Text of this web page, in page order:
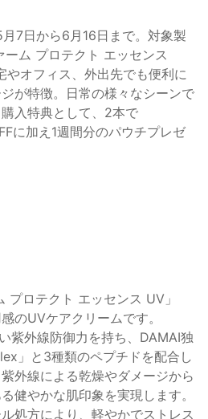
7日から6月16日まで。対象製
ム プロテクト エッセンス
やオフィス、外出先でも便利に
が特徴。日常の様々なシーンで
入特典として、2本で
に加え1週間分のパウチプレゼ
プロテクト エッセンス UV」
のUVケアクリームです。
紫外線防御力を持ち、DAMAI独
」と3種類のペプチドを配合し
外線による乾燥やダメージから
健やかな肌印象を実現します。
処方により、軽やかでストレス